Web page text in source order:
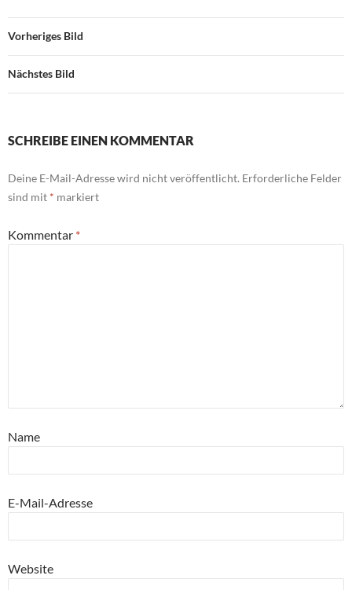
Vorheriges Bild
Nächstes Bild
SCHREIBE EINEN KOMMENTAR
Deine E-Mail-Adresse wird nicht veröffentlicht. Erforderliche Felder
sind mit * markiert
Kommentar *
Name
E-Mail-Adresse
Website